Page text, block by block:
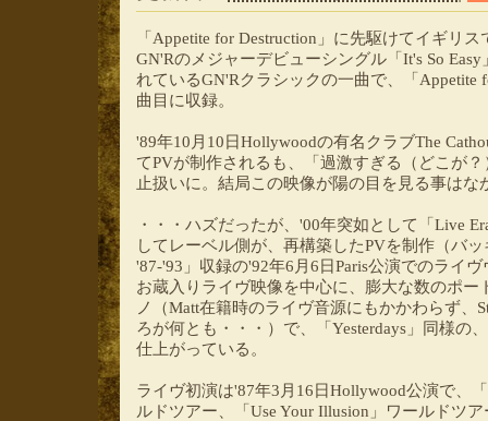
「Appetite for Destruction」に先駆けてイギリ
GN'Rのメジャーデビューシングル「It's So
れているGN'Rクラシックの一曲で、「Appetite
曲目に収録。
'89年10月10日Hollywoodの有名クラブThe
てPVが制作されるも、「過激すぎる（どこが
止扱いに。結局この映像が陽の目を見る事はな
・・・ハズだったが、'00年突如として「Live
してレーベル側が、再構築したPVを制作（バ
'87-'93」収録の'92年6月6日Paris公演でのライ
お蔵入りライヴ映像を中心に、膨大な数のポー
ノ（Matt在籍時のライヴ音源にもかかわらず、
ろが何とも・・・）で、「Yesterdays」同様の
仕上がっている。
ライヴ初演は'87年3月16日Hollywood公演で、
ルドツアー、「Use Your Illusion」ワールドツ